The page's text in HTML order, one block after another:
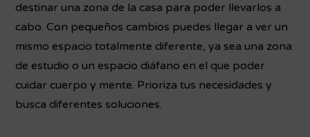
destinar una zona de la casa para poder llevarlos a
cabo. Con pequeños cambios puedes llegar a ver un
mismo espacio totalmente diferente, ya sea una zona
de estudio o un espacio diáfano en el que poder
cuidar cuerpo y mente. Prioriza tus necesidades y
busca diferentes soluciones.